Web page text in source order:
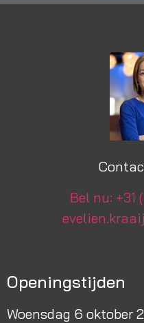
Bel nu: +31
Openingstijden
Woensdag 6 oktober